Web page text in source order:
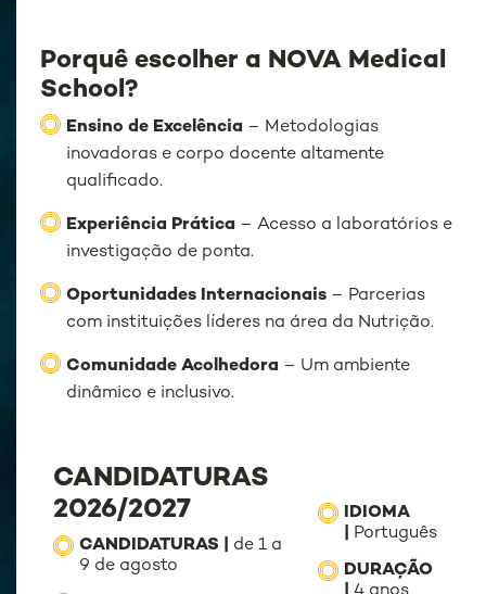
Porquê escolher a NOVA Medical
School?
Ensino de Excelência – Metodologias
inovadoras e corpo docente altamente
qualificado.
Experiência Prática – Acesso a laboratórios e
investigação de ponta.
Oportunidades Internacionais – Parcerias
com instituições líderes na área da Nutrição.
Comunidade Acolhedora – Um ambiente
dinâmico e inclusivo.
CANDIDATURAS
2026/2027
CANDIDATURAS |
de 1 a
9 de agosto
IDIOMA
Português
DURAÇÃO